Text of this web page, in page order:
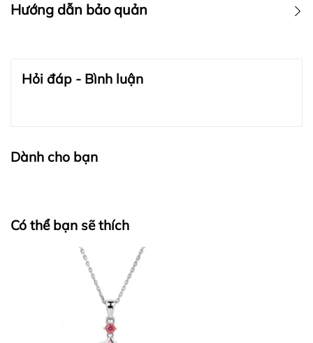
Hướng dẫn bảo quản
BẢO QUẢN LỤA VÀ CASHMERE:
Hỏi đáp - Bình luận
Dành cho bạn
Có thể bạn sẽ thích